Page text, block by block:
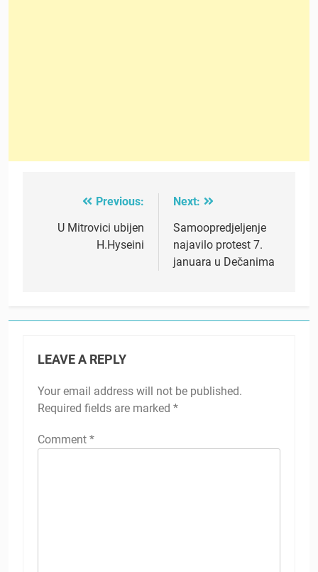
navigation
Previous:
U Mitrovici ubijen
H.Hyseini
Next:
Samoopredjeljenje
najavilo protest 7.
januara u Dečanima
LEAVE A REPLY
Your email address will not be published.
Required fields are marked *
Comment *